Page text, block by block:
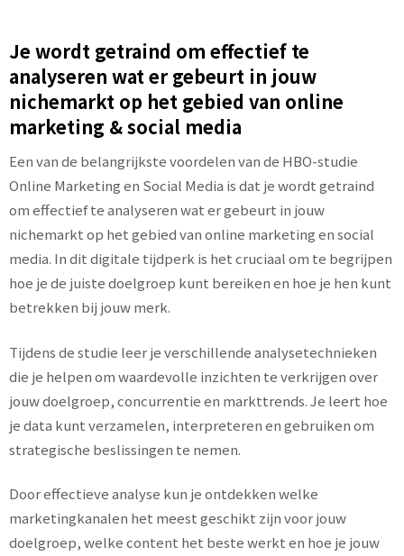
Je wordt getraind om effectief te
analyseren wat er gebeurt in jouw
nichemarkt op het gebied van online
marketing & social media
Een van de belangrijkste voordelen van de HBO-studie
Online Marketing en Social Media is dat je wordt getraind
om effectief te analyseren wat er gebeurt in jouw
nichemarkt op het gebied van online marketing en social
media. In dit digitale tijdperk is het cruciaal om te begrijpen
hoe je de juiste doelgroep kunt bereiken en hoe je hen kunt
betrekken bij jouw merk.
Tijdens de studie leer je verschillende analysetechnieken
die je helpen om waardevolle inzichten te verkrijgen over
jouw doelgroep, concurrentie en markttrends. Je leert hoe
je data kunt verzamelen, interpreteren en gebruiken om
strategische beslissingen te nemen.
Door effectieve analyse kun je ontdekken welke
marketingkanalen het meest geschikt zijn voor jouw
doelgroep, welke content het beste werkt en hoe je jouw